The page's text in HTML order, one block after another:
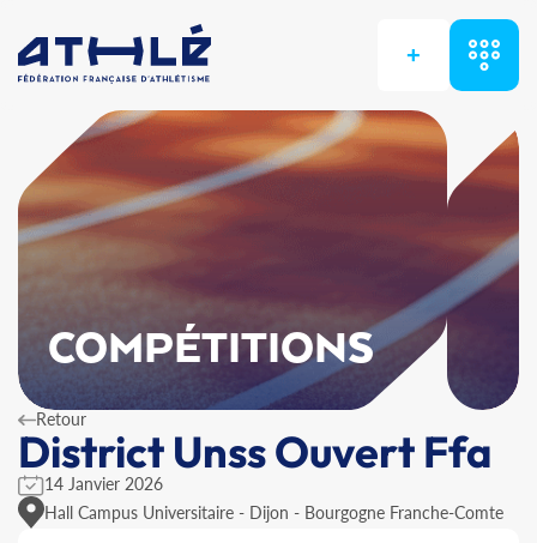
+
COMPÉTITIONS
Retour
District Unss Ouvert Ffa
14 Janvier 2026
Hall Campus Universitaire - Dijon - Bourgogne Franche-Comte